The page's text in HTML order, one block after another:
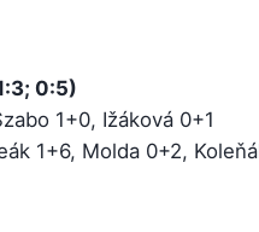
0:5)
1+0, Ižáková 0+1
1+6, Molda 0+2,